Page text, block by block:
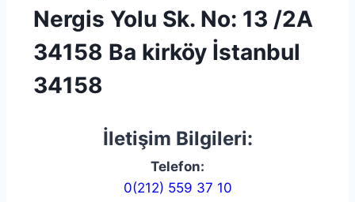
Nergis Yolu Sk. No: 13 /2A
34158 Ba kirköy İstanbul
34158
İletişim Bilgileri:
Telefon:
0(212) 559 37 10